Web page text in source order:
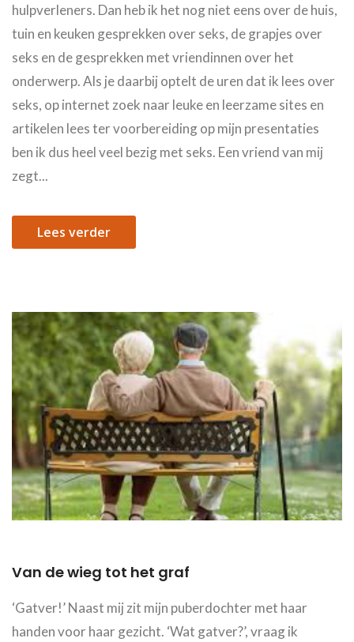
hulpverleners. Dan heb ik het nog niet eens over de huis,
tuin en keuken gesprekken over seks, de grapjes over
seks en de gesprekken met vriendinnen over het
onderwerp. Als je daarbij optelt de uren dat ik lees over
seks, op internet zoek naar leuke en leerzame sites en
artikelen lees ter voorbereiding op mijn presentaties
ben ik dus heel veel bezig met seks. Een vriend van mij
zegt...
Lees verder
Van de wieg tot het graf
‘Gatver!’ Naast mij zit mijn puberdochter met haar
handen voor haar gezicht. ‘Wat gatver?’, vraag ik